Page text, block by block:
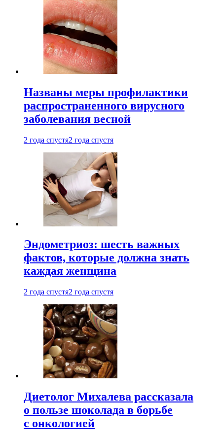
Названы меры профилактики
распространенного вирусного
заболевания весной
2 года спустя2 года спустя
Эндометриоз: шесть важных
фактов, которые должна знать
каждая женщина
2 года спустя2 года спустя
Диетолог Михалева рассказала
о пользе шоколада в борьбе
с онкологией